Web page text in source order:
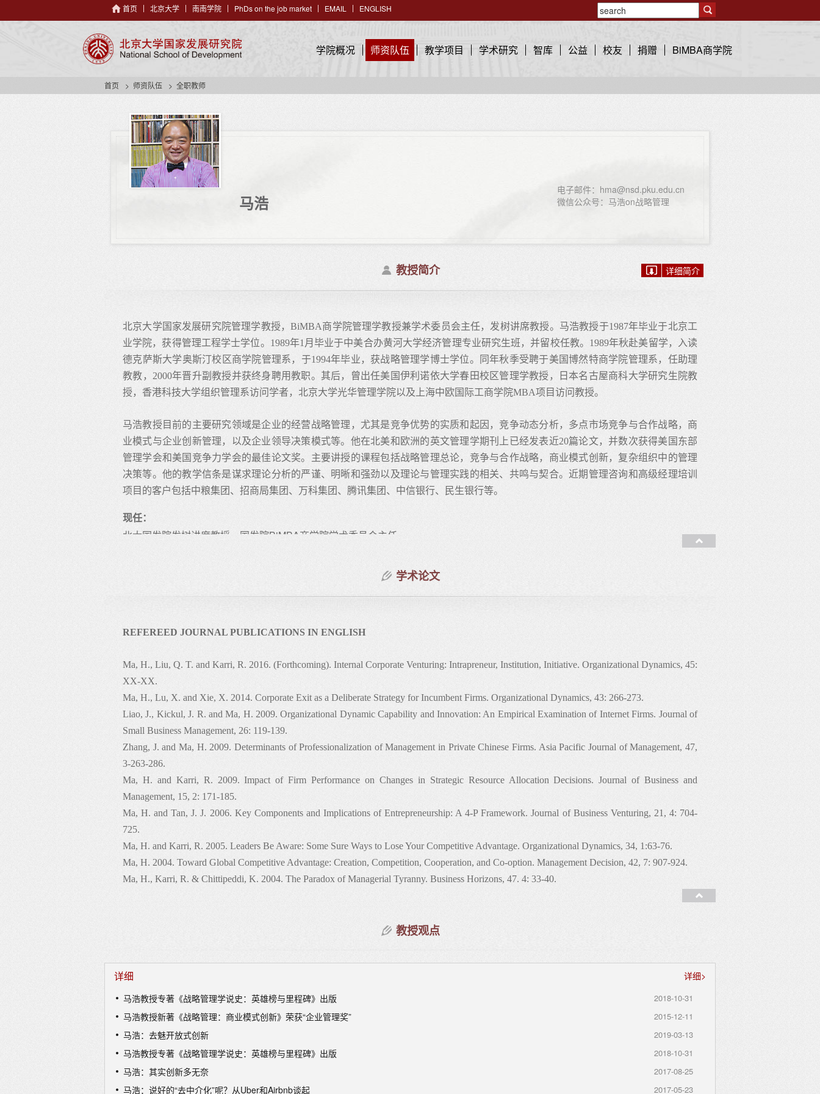
首页 北京大学 南南学院 PhDs on the job market EMAIL ENGLISH
学院概况 师资队伍 教学项目 学术研究 智库 公益 校友 捐赠 BiMBA商学院
首页 师资队伍 全职教师
马浩
电子邮件：hma@nsd.pku.edu.cn
微信公众号：马浩on战略管理
教授简介 详细简介
北京大学国家发展研究院管理学教授，BiMBA商学院管理学教授兼学术委员会主任，发树讲席教授。马浩教授于1987年毕业于北京工
业学院，获得管理工程学士学位。1989年1月毕业于中美合办黄河大学经济管理专业研究生班，并留校任教。1989年秋赴美留学，入读
德克萨斯大学奥斯汀校区商学院管理系，于1994年毕业，获战略管理学博士学位。同年秋季受聘于美国博然特商学院管理系，任助理
教教，2000年晋升副教授并获终身聘用教职。其后，曾出任美国伊利诺依大学春田校区管理学教授，日本名古屋商科大学研究生院教
授，香港科技大学组织管理系访问学者，北京大学光华管理学院以及上海中欧国际工商学院MBA项目访问教授。
马浩教授目前的主要研究领域是企业的经营战略管理，尤其是竞争优势的实质和起因，竞争动态分析，多点市场竞争与合作战略，商
业模式与企业创新管理，以及企业领导决策模式等。他在北美和欧洲的英文管理学期刊上已经发表近20篇论文，并数次获得美国东部
管理学会和美国竞争力学会的最佳论文奖。主要讲授的课程包括战略管理总论，竞争与合作战略，商业模式创新，复杂组织中的管理
决策等。他的教学信条是谋求理论分析的严谨、明晰和强劲以及理论与管理实践的相关、共鸣与契合。近期管理咨询和高级经理培训
项目的客户包括中粮集团、招商局集团、万科集团、腾讯集团、中信银行、民生银行等。
现任：
北大国发院发树讲席教授，国发院BiMBA商学院学术委员会主任
业经营战略，大型国企管理人才发展战略，跨国公司与全球战略
学术论文
REFEREED JOURNAL PUBLICATIONS IN ENGLISH
Ma, H., Liu, Q. T. and Karri, R. 2016. (Forthcoming). Internal Corporate Venturing: Intrapreneur, Institution, Initiative. Organizational Dynamics, 45:
XX-XX.
Ma, H., Lu, X. and Xie, X. 2014. Corporate Exit as a Deliberate Strategy for Incumbent Firms. Organizational Dynamics, 43: 266-273.
Liao, J., Kickul, J. R. and Ma, H. 2009. Organizational Dynamic Capability and Innovation: An Empirical Examination of Internet Firms. Journal of
Small Business Management, 26: 119-139.
Zhang, J. and Ma, H. 2009. Determinants of Professionalization of Management in Private Chinese Firms. Asia Pacific Journal of Management, 47,
3-263-286.
Ma, H. and Karri, R. 2009. Impact of Firm Performance on Changes in Strategic Resource Allocation Decisions. Journal of Business and
Management, 15, 2: 171-185.
Ma, H. and Tan, J. J. 2006. Key Components and Implications of Entrepreneurship: A 4-P Framework. Journal of Business Venturing, 21, 4: 704-
725.
Ma, H. and Karri, R. 2005. Leaders Be Aware: Some Sure Ways to Lose Your Competitive Advantage. Organizational Dynamics, 34, 1:63-76.
Ma, H. 2004. Toward Global Competitive Advantage: Creation, Competition, Cooperation, and Co-option. Management Decision, 42, 7: 907-924.
Ma, H., Karri, R. & Chittipeddi, K. 2004. The Paradox of Managerial Tyranny. Business Horizons, 47. 4: 33-40.
Golden B. R. and Ma, H. 2003. Mutual Forbearance: The Role of Intra-Firm Integration and Rewards. Academy of Management Review, 28, 3:
Ma, H. 2003. To Win without Fighting: An Integrative Framework. Management Decision, 41, 1: 72-84.
Ma, H. 2001. Multimarket Competition among Multinational Corporations: Strategies and Implications. Global Focus: An International Journal of
Business, Economics, and Social Policy, 13, 1:105-116.
Ma, H. 2000. Toward an Advantage Based View of the Firm. Advances in Competitiveness Research, 8, 1: 34-59.
Ma, H. 2000. Competitive Advantage and Firm Performance. Competitiveness Review, 10, 2: 15-32.
Ma, H. 1999. Constellation of Competitive Advantage: Components and Dynamics. Management Decision, 37, 4: 348-355.
Ma, H. 1999. Creation and Preemption for Competitive Advantage. Management Decision, 37, 3: 259-266.
教授观点
详细
详细>
马浩教授专著《战略管理学说史：英雄榜与里程碑》出版
2018-10-31
马浩教授新著《战略管理：商业模式创新》荣获“企业管理奖” 2015-12-11
马浩：去魅开放式创新 2019-03-13
马浩教授专著《战略管理学说史：英雄榜与里程碑》出版 2018-10-31
马浩：其实创新多无奈 2017-08-25
马浩：说好的“去中介化”呢？从Uber和Airbnb谈起 2017-05-23